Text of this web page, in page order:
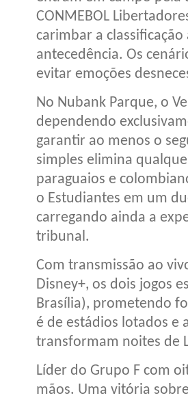
CONMEBOL
carimbar a
antecedência. Os
evitar emoções
No Nubank Parque, o
dependendo
garantir ao menos o
simples elimina
paraguaios e
o Estudiantes em um
carregando ainda a
tribunal.
Com transmissão ao
Disney+, os dois jogos
Brasília), prometendo
é de estádios lotados e
transformam noites de
Líder do Grupo F com
mãos. Uma vitória